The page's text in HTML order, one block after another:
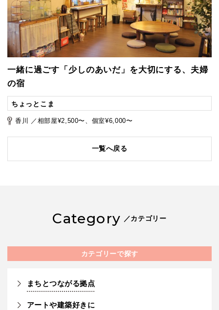
一緒に過ごす「少しのあいだ」を大切にする、夫婦
の宿
ちょっとこま
香川 ／相部屋¥2,500〜、個室¥6,000〜
一覧へ戻る
Category ／カテゴリー
カテゴリーで探す
まちとつながる拠点
アートや建築好きに